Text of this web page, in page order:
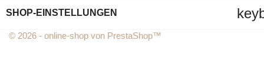
SHOP-EINSTELLUNGEN
© 2026 - online-shop von PrestaShop™